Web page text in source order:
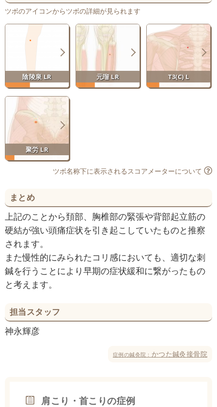
ツボのアイコンからツボの詳細が見られます
陰陵泉 LR 元瑠 LR T3(C) L
聚労 LR
ツボ名称下に表示されるスコアメーターについて
まとめ
上記のことから頚部、胸椎部の緊張や背部起立筋の
硬結が強い頭痛症状を引き起こしていたものと推察
されます。
また慢性的にみられたコリ感においても、適切な刺
鍼を行うことにより早期の症状緩和に繋がったもの
と考えます。
担当スタッフ
神永輝彦
症例の鍼灸院： かつた鍼灸接骨院
肩こり・首こりの症例